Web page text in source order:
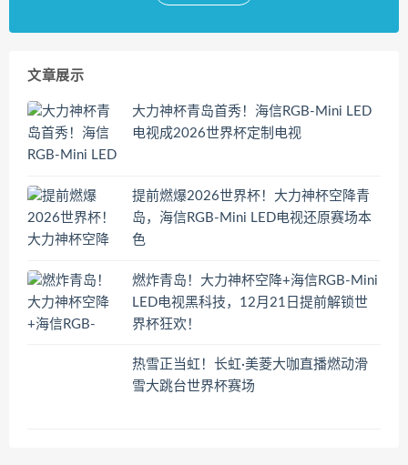
文章展示
大力神杯青岛首秀！海信RGB-Mini LED
电视成2026世界杯定制电视
提前燃爆2026世界杯！大力神杯空降青
岛，海信RGB-Mini LED电视还原赛场本
色
燃炸青岛！大力神杯空降+海信RGB-Mini
LED电视黑科技，12月21日提前解锁世
界杯狂欢！
热雪正当虹！长虹·美菱大咖直播燃动滑
雪大跳台世界杯赛场